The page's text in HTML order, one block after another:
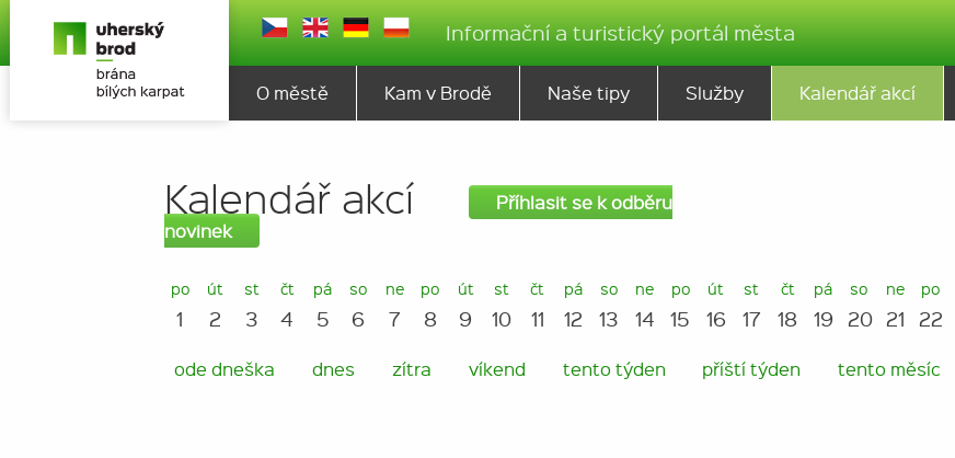
Informační a turistický portál města
O městě Kam v Brodě Naše tipy Služby Kalendář akcí
Kalendář akcí
Příhlasit se k odběru
novinek
po
1
út
2
st
3
čt
4
pá
5
so
6
ne
7
po
8
út
9
st
10
čt
11
pá
12
so
13
ne
14
po
15
út
16
st
17
čt
18
pá
19
so
20
ne
21
po
22
ode dneška dnes zítra víkend tento týden příští týden tento měsíc